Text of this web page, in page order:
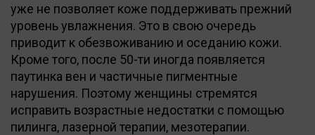
уже не позволяет коже поддерживать прежний
уровень увлажнения. Это в свою очередь
приводит к обезвоживанию и оседанию кожи.
Кроме того, после 50-ти иногда появляется
паутинка вен и частичные пигментные
нарушения. Поэтому женщины стремятся
исправить возрастные недостатки с помощью
пилинга, лазерной терапии, мезотерапии.